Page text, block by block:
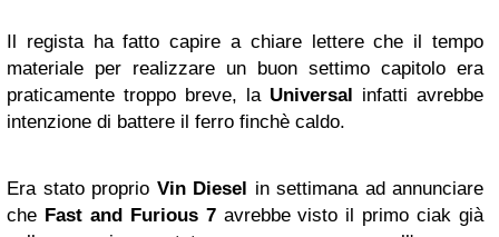
Il regista ha fatto capire a chiare lettere che il tempo
materiale per realizzare un buon settimo capitolo era
praticamente troppo breve, la Universal infatti avrebbe
intenzione di battere il ferro finchè caldo.
Era stato proprio Vin Diesel in settimana ad annunciare
che Fast and Furious 7avrebbe visto il primo ciak già